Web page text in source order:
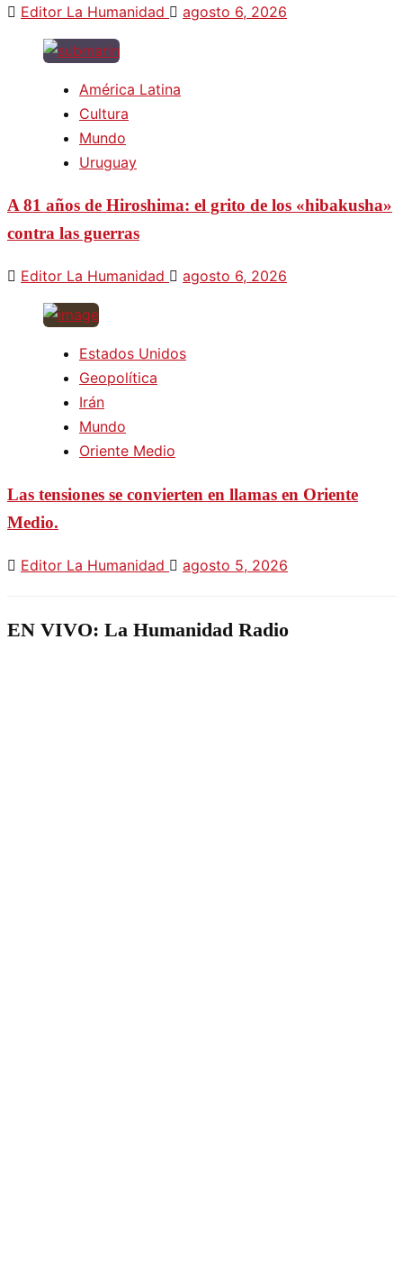
Editor La Humanidad agosto 6, 2026
América Latina
Cultura
Mundo
Uruguay
A 81 años de Hiroshima: el grito de los «hibakusha»
contra las guerras
Editor La Humanidad agosto 6, 2026
Estados Unidos
Geopolítica
Irán
Mundo
Oriente Medio
Las tensiones se convierten en llamas en Oriente
Medio.
Editor La Humanidad agosto 5, 2026
EN VIVO: La Humanidad Radio